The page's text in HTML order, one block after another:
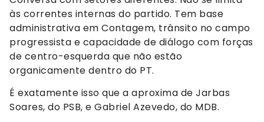
às correntes internas do partido. Tem base
administrativa em Contagem, trânsito no campo
progressista e capacidade de diálogo com forças
de centro-esquerda que não estão
organicamente dentro do PT.
É exatamente isso que a aproxima de Jarbas
Soares, do PSB, e Gabriel Azevedo, do MDB.